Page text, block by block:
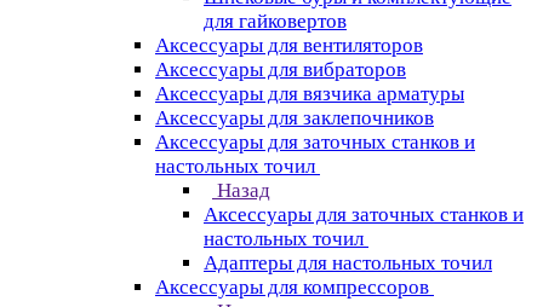
для гайковертов
Аксессуары для вентиляторов
Аксессуары для вибраторов
Аксессуары для вязчика арматуры
Аксессуары для заклепочников
Аксессуары для заточных станков и
настольных точил
Назад
Аксессуары для заточных станков и
настольных точил
Адаптеры для настольных точил
Аксессуары для компрессоров